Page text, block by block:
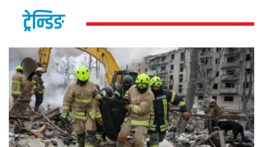
ट्रेन्डिङ